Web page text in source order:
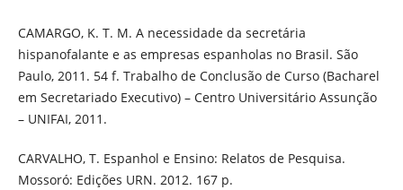
CAMARGO, K. T. M. A necessidade da secretária
hispanofalante e as empresas espanholas no Brasil. São
Paulo, 2011. 54 f. Trabalho de Conclusão de Curso (Bacharel
em Secretariado Executivo) – Centro Universitário Assunção
– UNIFAI, 2011.
CARVALHO, T. Espanhol e Ensino: Relatos de Pesquisa.
Mossoró: Edições URN. 2012. 167 p.